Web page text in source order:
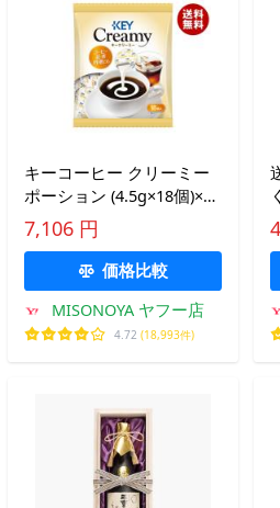
キーコーヒー クリーミー
ポーション (4.5g×18個)×20
袋入×(2ケース)｜ 送料無料
7,106 円
価格比較
MISONOYA ヤフー店
4.72 (18,993件)